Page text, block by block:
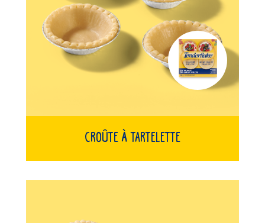
Croûte À Tartelette